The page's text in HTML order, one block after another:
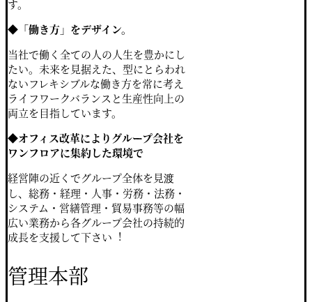
す。
◆ 「働き⽅」をデザイン。
当社で働く全ての⼈の⼈⽣を豊かにし
たい。 未来を⾒据えた、型にとらわれ
ないフレキシブルな働き⽅を常に考え
ライフワークバランスと⽣産性向上の
両⽴を⽬指しています。
◆オフィス改⾰によりグループ会社を
ワンフロアに集約した環境で
経営陣の近くでグループ全体を⾒渡
し、 総務・経理・⼈事・労務・法務・
システム・営繕管理・貿易事務等の幅
広い業務から各グループ会社の持続的
成⻑を⽀援して下さい ︕
管理本部